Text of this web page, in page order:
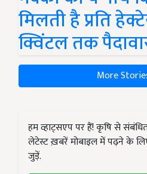
मिलती है प्रति
क्विंटल तक
More
हम व्हाट्सएप पर हैं! कृषि से
लेटेस्ट ख़बरें मोबाइल में पढ़ने के
जुड़ें.